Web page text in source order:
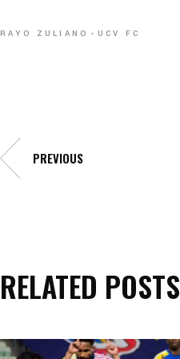
RAYO ZULIANO UCV FC
PREVIOUS
RELATED POSTS